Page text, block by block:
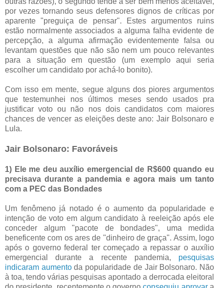
por vezes tornando seus defensores dignos de críticas por
aparente "preguiça de pensar". Estes argumentos ruins
estão normalmente associados a alguma falha evidente de
percepção, a alguma afirmação evidentemente falsa ou
levantam questões que não são nem um pouco relevantes
para a situação em questão (um exemplo aqui seria
escolher um candidato por achá-lo bonito).
Com isso em mente, segue alguns dos piores argumentos
que testemunhei nos últimos meses sendo usados pra
justificar voto ou não nos dois candidatos com maiores
chances de vencer as eleições deste ano: Jair Bolsonaro e
Lula.
Jair Bolsonaro: Favoráveis
1) Ele me deu auxílio emergencial de R$600 quando eu
precisava durante a pandemia e agora mais um tanto
com a PEC das Bondades
Um fenômeno já notado é o aumento da popularidade e
intenção de voto em algum candidato à reeleição após ele
conceder algum "pacote de bondades", uma medida
beneficente com os ares de "dinheiro de graça". Assim, logo
após o governo federal ter começado a repassar o auxílio
emergencial durante a recente pandemia, pesquisas
indicaram aumentoda popularidade de Jair Bolsonaro. Não
à toa, tendo várias pesquisas apontado a derrocada eleitoral